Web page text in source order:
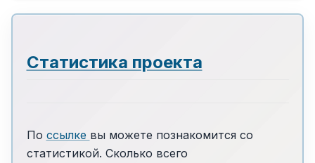
Статистика проекта
По ссылке вы можете познакомится со
статистикой. Сколько всего